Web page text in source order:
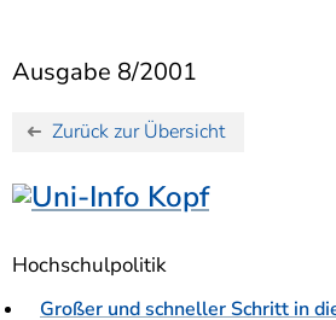
Barrierefreiheit
Ausgabe 8/2001
Zurück zur Übersicht
Hochschulpolitik
Großer und schneller Schritt in